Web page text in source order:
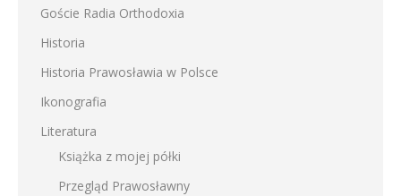
Goście Radia Orthodoxia
Historia
Historia Prawosławia w Polsce
Ikonografia
Literatura
Książka z mojej półki
Przegląd Prawosławny